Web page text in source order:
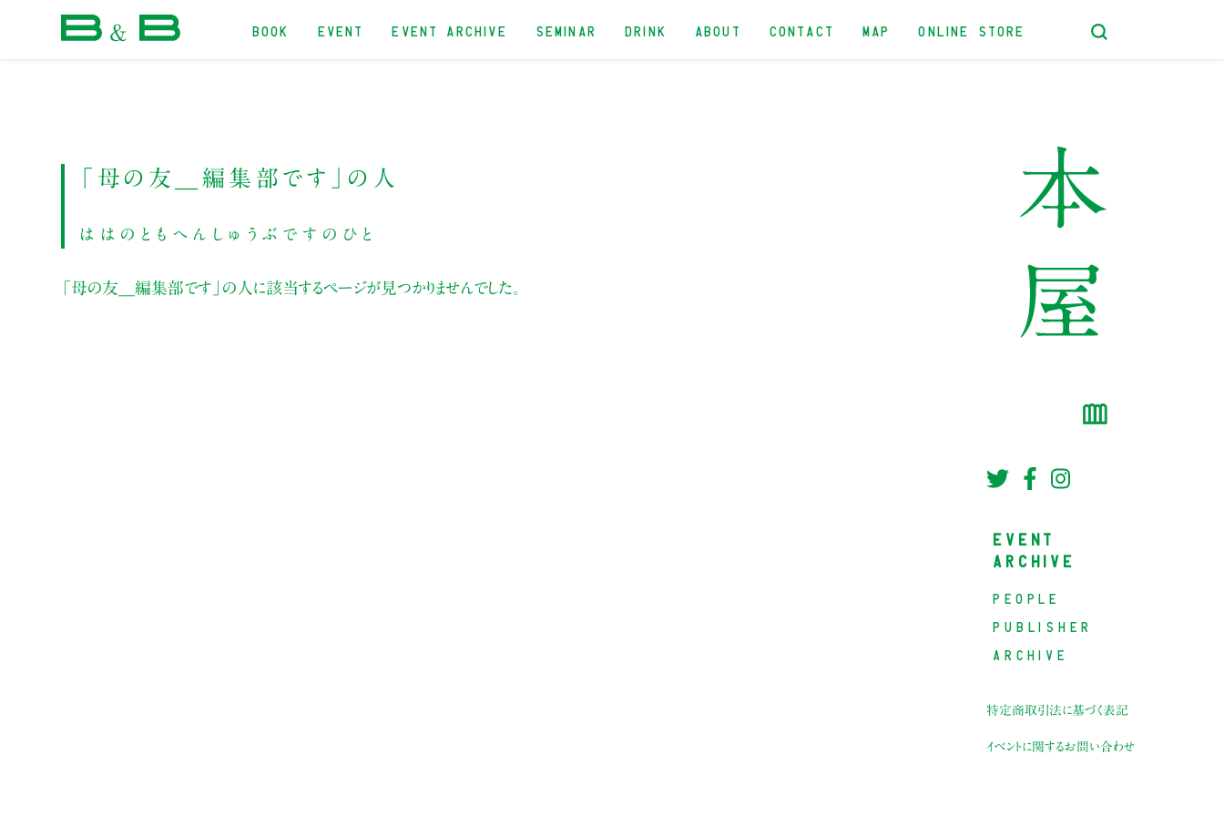
BOOK EVENT EVENT ARCHIVE SEMINAR DRINK ABOUT CONTACT MAP ONLINE STORE
「母の友＿編集部です」の人
ははのともへんしゅうぶですのひと
「母の友＿編集部です」の人に該当するページが見つかりませんでした。
EVENT
ARCHIVE
PEOPLE
PUBLISHER
ARCHIVE
特定商取引法に基づく表記
イベントに関するお問い合わせ